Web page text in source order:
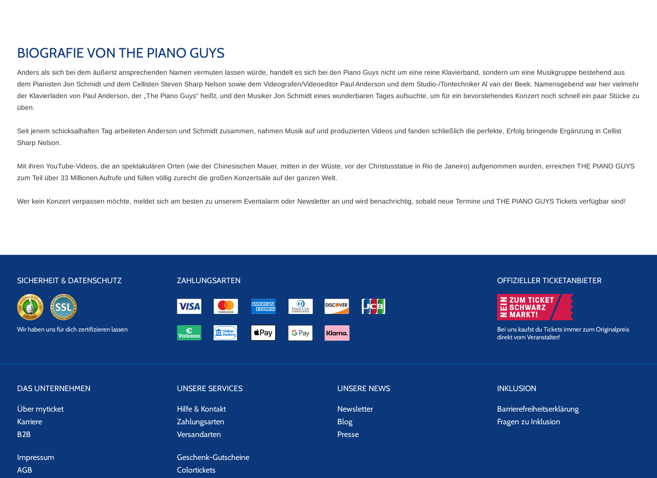
BIOGRAFIE VON THE PIANO GUYS
Anders als sich bei dem äußerst ansprechenden Namen vermuten lassen würde, handelt es sich bei den Piano Guys nicht um eine reine Klavierband, sondern um eine Musikgruppe bestehend aus
dem Pianisten Jon Schmidt und dem Cellisten Steven Sharp Nelson sowie dem Videografen/Videoeditor Paul Anderson und dem Studio-/Tontechniker Al van der Beek. Namensgebend war hier vielmehr
der Klavierladen von Paul Anderson, der „The Piano Guys“ heißt, und den Musiker Jon Schmidt eines wunderbaren Tages aufsuchte, um für ein bevorstehendes Konzert noch schnell ein paar Stücke zu
üben.
Seit jenem schicksalhaften Tag arbeiteten Anderson und Schmidt zusammen, nahmen Musik auf und produzierten Videos und fanden schließlich die perfekte, Erfolg bringende Ergänzung in Cellist
Sharp Nelson.
Mit ihren YouTube-Videos, die an spektakulären Orten (wie der Chinesischen Mauer, mitten in der Wüste, vor der Christusstatue in Rio de Janeiro) aufgenommen wurden, erreichen THE PIANO GUYS
zum Teil über 33 Millionen Aufrufe und füllen völlig zurecht die großen Konzertsäle auf der ganzen Welt.
Wer kein Konzert verpassen möchte, meldet sich am besten zu unserem Eventalarm oder Newsletter an und wird benachrichtig, sobald neue Termine und THE PIANO GUYS Tickets verfügbar sind!
SICHERHEIT & DATENSCHUTZ
Datensicherheit
Wir haben uns für dich zertifizieren lassen
ZAHLUNGSARTEN OFFIZIELLER TICKETANBIETER
Bei uns kaufst du Tickets immer zum Originalpreis
direkt vom Veranstalter!
DAS UNTERNEHMEN
Über myticket
Karriere
B2B
Impressum
AGB
UNSERE SERVICES
Hilfe & Kontakt
Zahlungsarten
Versandarten
Geschenk-Gutscheine
Colortickets
UNSERE NEWS
Newsletter
Blog
Presse
INKLUSION
Barrierefreiheitserklärung
Fragen zu Inklusion